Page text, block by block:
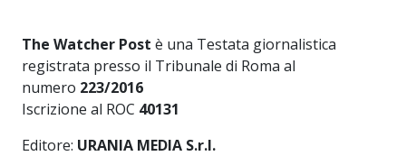
The Watcher Post è una Testata giornalistica
registrata presso il Tribunale di Roma al
numero 223/2016
Iscrizione al ROC 40131
Editore: URANIA MEDIA S.r.l.